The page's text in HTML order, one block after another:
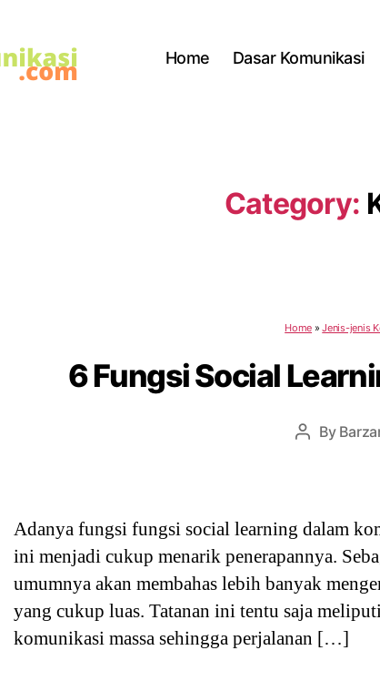
Home Dasar Komunikasi
Category:
Home »Jenis-jenis
6 Fungsi Social
Post
By
Adanya fungsi fungsi social learning dalam
ini menjadi cukup menarik penerapannya.
umumnya akan membahas lebih banyak
yang cukup luas. Tatanan ini tentu saja
komunikasi massa sehingga perjalanan […]